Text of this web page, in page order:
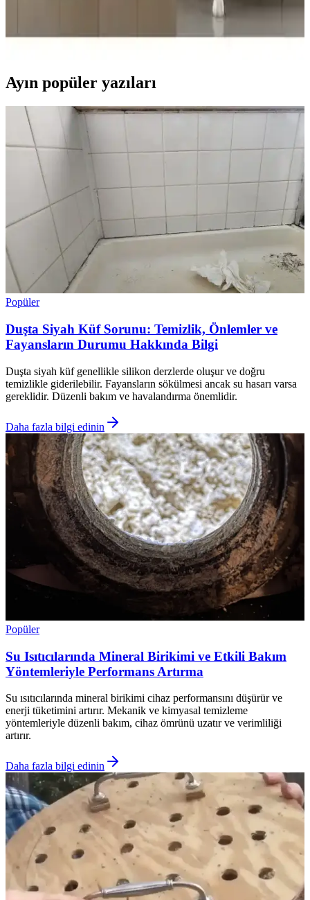
Rozet Tekstil'in Lila renkli şal yaka cepli bornozu, 3XL-4XL beden
aralığında uniseks tasarım sunar. Pamuklu kumaşı cildi nazikçe sarar,
nemi emer ve nefes alabilirlik sağlar. Orta uzunluk iki cepli ve
Ayın popüler yazıları
Popüler
Duşta Siyah Küf Sorunu: Temizlik, Önlemler ve
Fayansların Durumu Hakkında Bilgi
Duşta siyah küf genellikle silikon derzlerde oluşur ve doğru
temizlikle giderilebilir. Fayansların sökülmesi ancak su hasarı varsa
gereklidir. Düzenli bakım ve havalandırma önemlidir.
Daha fazla bilgi edinin
Popüler
Su Isıtıcılarında Mineral Birikimi ve Etkili Bakım
Yöntemleriyle Performans Artırma
Su ısıtıcılarında mineral birikimi cihaz performansını düşürür ve
enerji tüketimini artırır. Mekanik ve kimyasal temizleme
yöntemleriyle düzenli bakım, cihaz ömrünü uzatır ve verimliliği
artırır.
Daha fazla bilgi edinin